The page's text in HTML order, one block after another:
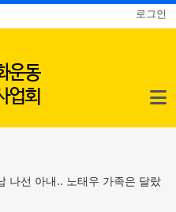
로그인
나선 아내.. 노태우 가족은 달랐